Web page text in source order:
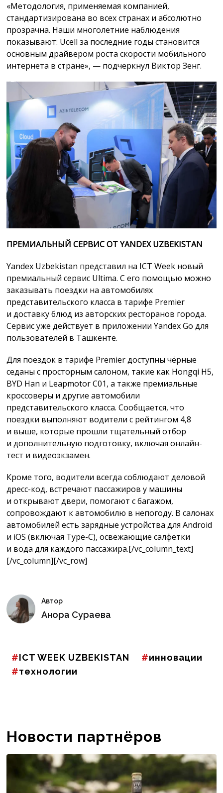
«Методология, применяемая компанией,
стандартизирована во всех странах и абсолютно
прозрачна. Наши многолетние наблюдения
показывают: Ucell за последние годы становится
основным драйвером роста скорости мобильного
интернета в стране», — подчеркнул Виктор Зенг.
ПРЕМИАЛЬНЫЙ СЕРВИС ОТ YANDEX UZBEKISTAN
Yandex Uzbekistan представил на ICT Week новый
премиальный сервис Ultima. С его помощью можно
заказывать поездки на автомобилях
представительского класса в тарифе Premier
и доставку блюд из авторских ресторанов города.
Сервис уже действует в приложении Yandex Go для
пользователей в Ташкенте.
Для поездок в тарифе Premier доступны чёрные
седаны с просторным салоном, такие как Hongqi H5,
BYD Han и Leapmotor C01, а также премиальные
кроссоверы и другие автомобили
представительского класса. Сообщается, что
поездки выполняют водители с рейтингом 4,8
и выше, которые прошли тщательный отбор
и дополнительную подготовку, включая онлайн-
тест и видеоэкзамен.
Кроме того, водители всегда соблюдают деловой
дресс-код, встречают пассажиров у машины
и открывают двери, помогают с багажом,
сопровождают к автомобилю в непогоду. В салонах
автомобилей есть зарядные устройства для Android
и iOS (включая Type-C), освежающие салфетки
и вода для каждого пассажира.[/vc_column_text]
[/vc_column][/vc_row]
Автор
Анора Сураева
ICT WEEK UZBEKISTAN
инновации
технологии
Новости партнёров